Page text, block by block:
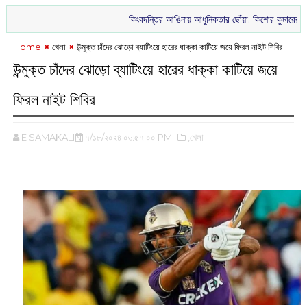
কিংবদন্তির আঙিনায় আধুনিকতার ছোঁয়া: কিশোর কুমারের ‘গৌরী কুঞ্জ’
Home খেলা উন্মুক্ত চাঁদের ঝোড়ো ব্যাটিংয়ে হারের ধাক্কা কাটিয়ে জয়ে ফিরল নাইট শিবির
উন্মুক্ত চাঁদের ঝোড়ো ব্যাটিংয়ে হারের ধাক্কা কাটিয়ে জয়ে
ফিরল নাইট শিবির
E SAMAKALIN ৭/১৮/২০২৪ ০৬:৫৭:০০ PM ,খেলা